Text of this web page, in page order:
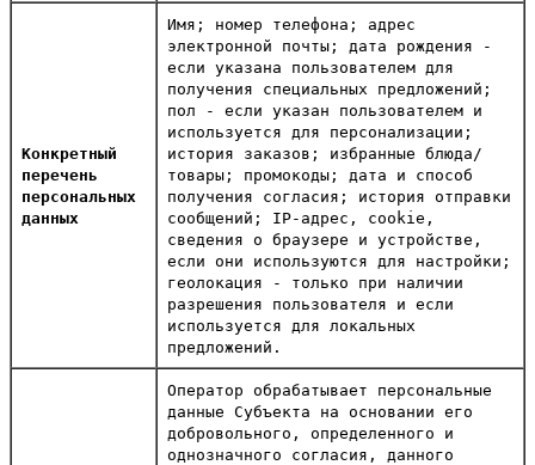
Конкретный
перечень
персональных
данных
Имя; номер телефона; адрес
электронной почты; дата рождения -
если указана пользователем для
получения специальных предложений;
пол - если указан пользователем и
используется для персонализации;
история заказов; избранные блюда/
товары; промокоды; дата и способ
получения согласия; история отправки
сообщений; IP-адрес, cookie,
сведения о браузере и устройстве,
если они используются для настройки;
геолокация - только при наличии
разрешения пользователя и если
используется для локальных
предложений.
Оператор обрабатывает персональные
данные Субъекта на основании его
добровольного, определенного и
однозначного согласия, данного